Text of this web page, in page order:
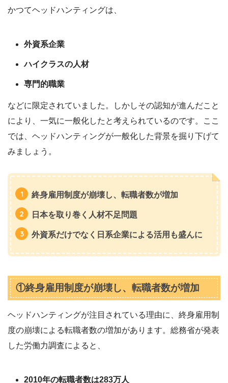
かつてヘッドハンティングは、
外資系企業
ハイクラスの人材
専門的職業
などに限定されていました。しかしその認知が進んだこと
により、一気に一般化したと考えられているのです。ここ
では、ヘッドハンティングが一般化した背景を掘り下げて
みましょう。
終身雇用制度が崩壊し、転職者数が増加
日本を取り巻く人材不足問題
外資系だけでなく日系企業による活用も盛んに
①終身雇用制度が崩壊し、転職者数が増加
ヘッドハンティングが注目されている理由に、終身雇用制
度の崩壊による転職者数の増加があります。総務省が発表
した労働力調査によると、
2010年の転職者数は283万人